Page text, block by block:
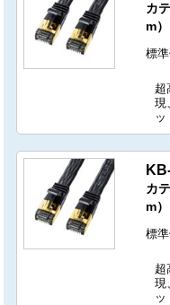
カ
m）
標
超
現
ッ
カ
m）
標
超
現
ッ